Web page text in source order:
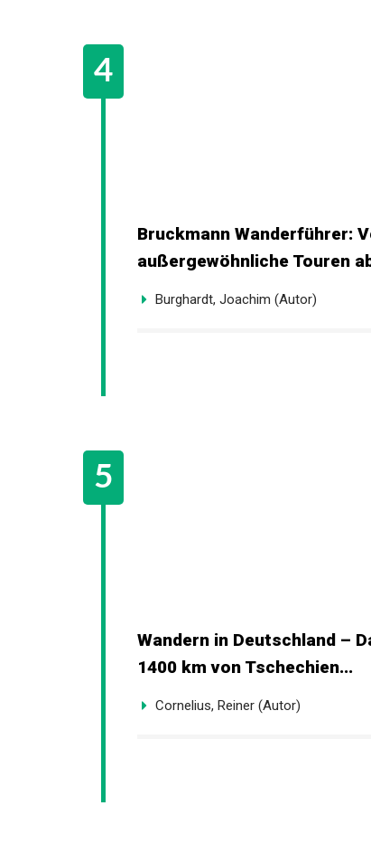
Bruckmann Wanderführer:
außergewöhnliche Touren
Burghardt, Joachim (Autor)
Wandern in Deutschland –
Deutschland. 1400 km von
Cornelius, Reiner (Autor)